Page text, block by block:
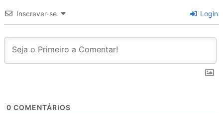
Inscrever-se Login
0 COMENTÁRIOS